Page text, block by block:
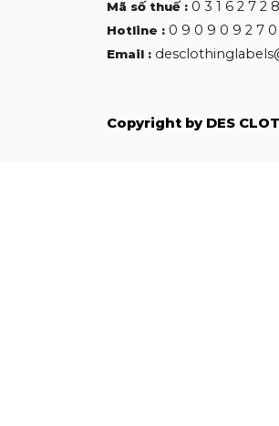
Mã số thuế : 0 3 1 6 2 7 2
Hotline : 0 9 0 9 0 9 2 7
Email :
Copyright by DES